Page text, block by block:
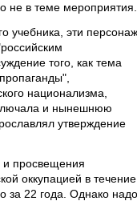
не в теме мероприятия.
учебника, эти
того, как тема
национализма,
и нынешнюю
утверждение
и просвещения
оккупацией в течение
за 22 года. Однако надо